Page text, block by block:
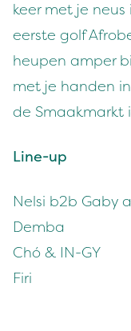
keer met je
eerste golf
heupen amper
met je handen
de Smaakmarkt
Line-up
Nelsi b2b Gaby
Demba
Chó & IN-GY
Firi